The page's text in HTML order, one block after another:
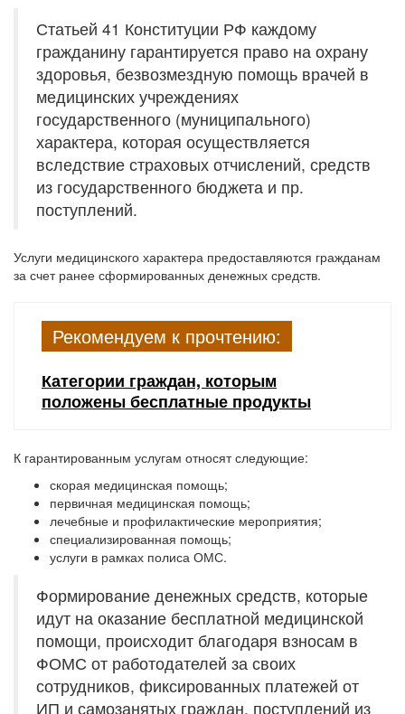
Статьей 41 Конституции РФ каждому
гражданину гарантируется право на охрану
здоровья, безвозмездную помощь врачей в
медицинских учреждениях
государственного (муниципального)
характера, которая осуществляется
вследствие страховых отчислений, средств
из государственного бюджета и пр.
поступлений.
Услуги медицинского характера предоставляются гражданам
за счет ранее сформированных денежных средств.
Рекомендуем к прочтению:
Категории граждан, которым
положены бесплатные продукты
К гарантированным услугам относят следующие:
скорая медицинская помощь;
первичная медицинская помощь;
лечебные и профилактические мероприятия;
специализированная помощь;
услуги в рамках полиса ОМС.
Формирование денежных средств, которые
идут на оказание бесплатной медицинской
помощи, происходит благодаря взносам в
ФОМС от работодателей за своих
сотрудников, фиксированных платежей от
ИП и самозанятых граждан, поступлений из